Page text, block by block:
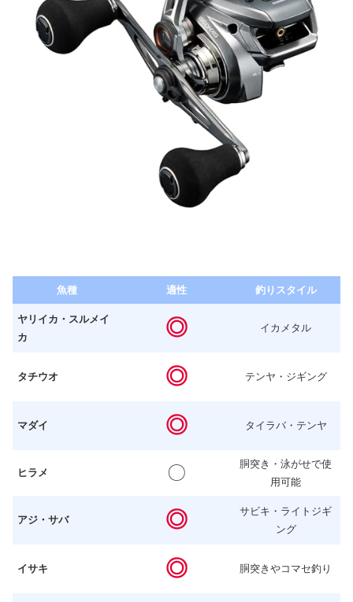
魚種 適性 釣りスタイル
ヤリイカ・スルメイ
カ
◎ イカメタル
タチウオ ◎ テンヤ・ジギング
マダイ ◎ タイラバ・テンヤ
ヒラメ 〇
胴突き・泳がせで使
用可能
アジ・サバ ◎
サビキ・ライトジギ
ング
イサキ ◎ 胴突きやコマセ釣り